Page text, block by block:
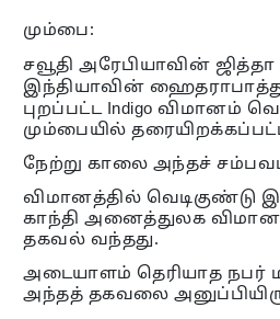
மும்பை:
சவூதி அரேபியாவின் ஜித்தா
இந்தியாவின்
புறப்பட்ட Indigo விமானம்
மும்பையில்
நேற்று காலை அந்தச்
விமானத்தில் வெடிகுண்டு
காந்தி அனைத்துலக விமான
தகவல் வந்தது.
அடையாளம் தெரியாத நபர்
அந்தத் தகவலை